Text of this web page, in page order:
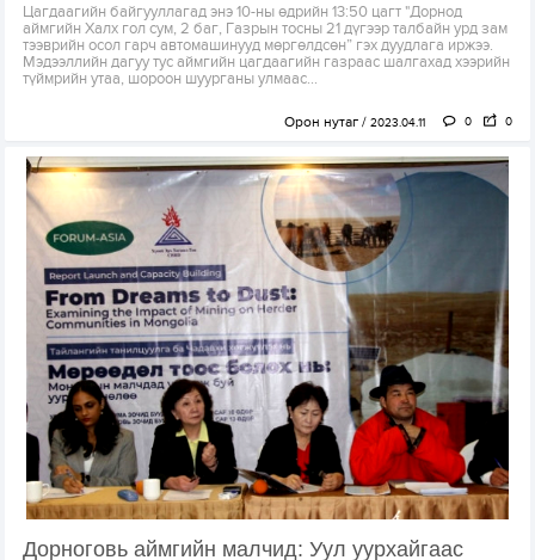
Цагдаагийн байгууллагад энэ 10-ны өдрийн 13:50 цагт "Дорнод
аймгийн Халх гол сум, 2 баг, Газрын тосны 21 дүгээр талбайн урд зам
тээврийн осол гарч автомашинууд мөргөлдсөн” гэх дуудлага иржээ.
Мэдээллийн дагуу тус аймгийн цагдаагийн газраас шалгахад хээрийн
түймрийн утаа, шороон шуурганы улмаас...
Орон нутаг 2023.04.11 0 0
Дорноговь аймгийн малчид: Уул уурхайгаас